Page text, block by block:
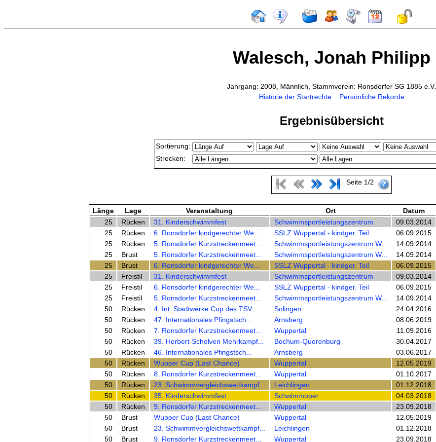
Walesch, Jonah Philipp
Jahrgang: 2008, Männlich, Stammverein: Ronsdorfer SG 1885 e.V.
Historie der Startrechte
Persönliche Rekorde
Ergebnisübersicht
Sortierung:
Strecken:
Seite 1/2
Länge Lage Veranstaltung Ort Datum
25
Rücken 31. Kinderschwimmfest Schwimmsportleistungszentrum 09.03.2014
25
Rücken 6. Ronsdorfer kindgerechter We... SSLZ Wuppertal - kindger. Teil 06.09.2015
25
Rücken 5. Ronsdorfer Kurzstreckenmeet... Schwimmsportleistungszentrum W... 14.09.2014
25
Brust 5. Ronsdorfer Kurzstreckenmeet... Schwimmsportleistungszentrum W... 14.09.2014
25
Brust 6. Ronsdorfer kindgerechter We... SSLZ Wuppertal - kindger. Teil 06.09.2015
25
Freistil 31. Kinderschwimmfest Schwimmsportleistungszentrum 09.03.2014
25
Freistil 6. Ronsdorfer kindgerechter We... SSLZ Wuppertal - kindger. Teil 06.09.2015
25
Freistil 5. Ronsdorfer Kurzstreckenmeet... Schwimmsportleistungszentrum W... 14.09.2014
50
Rücken 4. Int. Stadtwerke Cup des TSV... Solingen 24.04.2016
50
Rücken 47. Internationales Pfingstsch... Arnsberg 08.06.2019
50
Rücken 7. Ronsdorfer Kurzstreckenmeet... Wuppertal 11.09.2016
50
Rücken 39. Herbert-Scholven Mehrkampf... Bochum-Querenburg 30.04.2017
50
Rücken 46. Internationales Pfingstsch... Arnsberg 03.06.2017
50
Rücken Wupper Cup (Last Chance) Wuppertal 12.05.2019
50
Rücken 8. Ronsdorfer Kurzstreckenmeet... Wuppertal 01.10.2017
50
Rücken 23. Schwimmvergleichswettkampf... Leichlingen 01.12.2018
50
Rücken 35. Kinderschwimmfest Schwimmoper 04.03.2018
50
Rücken 9. Ronsdorfer Kurzstreckenmeet... Wuppertal 23.09.2018
50
Brust Wupper Cup (Last Chance) Wuppertal 12.05.2019
50
Brust 23. Schwimmvergleichswettkampf... Leichlingen 01.12.2018
50
Brust 9. Ronsdorfer Kurzstreckenmeet... Wuppertal 23.09.2018